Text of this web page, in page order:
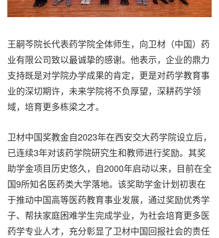
王嗣芩院长代表药学院全体师生，向卫材（中国）药
业有限公司致以最诚挚的感谢。他表示，企业的鼎力
支持既是对学院办学成果的肯定，更是对药学教育事
业的深切期许，未来学院将不负厚望，深耕药学领
域，培育更多栋梁之才。
卫材中国奖教金自2023年在西安交大药学院设立后，
已连续3年对该药学院研究生和教师进行奖励。其奖
助学金项目历史悠久，自2000年启动以来，目前在全
国9所知名医药类大学落地。该奖助学金计划初衷在
于推动中国高等医药教育事业发展，通过奖励优秀学
子、帮扶家庭困难学生完成学业，为社会培育更多医
药学专业人才，充分彰显了卫材中国回报社会的责任